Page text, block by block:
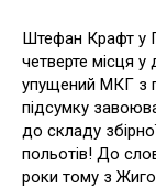
Штефан Крафт у
четверте місця у
упущений МКГ з
підсумку
до складу
польотів! До
роки тому з